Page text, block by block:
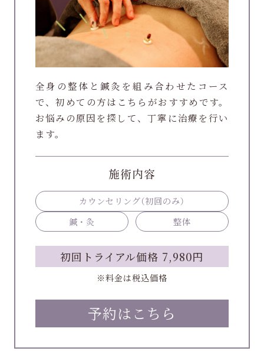
初回トライアル価格 7,980円
※料金は税込価格
全身の整体と鍼灸を組み合わせたコース
で、初めての方はこちらがおすすめです。
お悩みの原因を探して、丁寧に治療を行い
ます。
予約はこちら
施術内容
カウンセリング（初回のみ）
鍼・灸
整体